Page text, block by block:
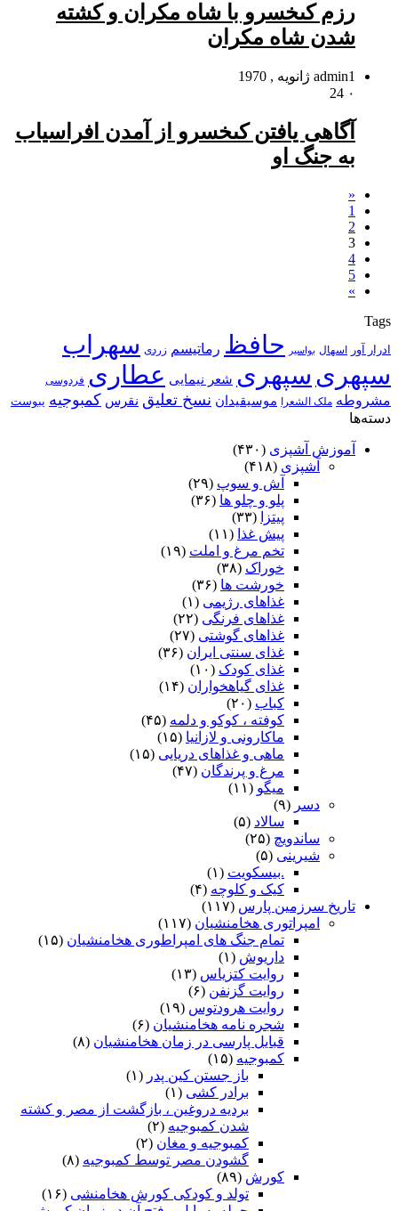
رزم کى‏خسرو با شاه مکران و کشته
شدن شاه مکران
admin1 ژانویه , 1970
۰
آگاهى یافتن کى‏خسرو از آمدن افراسیاب
به جنگ او
«
1
2
3
4
5
»
Tags
ادرار آور اسهال بواسیر حافظ رماتیسم زردی سهراب
سپهری سپهری شعر نیمایی عطاری فردوسی
مشروطه ملک الشعرا موسیقیدان نسخ تعلیق نقرس کمبوجیه یبوست
دسته‌ها
آموزش آشپزی (۴۳۰)
آشپزی (۴۱۸)
آش و سوپ (۲۹)
پلو و چلو ها (۳۶)
پیتزا
(۳۳)
پیش غذا (۱۱)
تخم مرغ و املت (۱۹)
خوراک (۳۸)
خورشت ها (۳۶)
غذاهای رژیمی (۱)
غذاهای فرنگی (۲۲)
غذاهای گوشتی (۲۷)
غذای سنتی ایران (۳۶)
غذای کودک (۱۰)
غذای گیاهخواران (۱۴)
کباب (۲۰)
کوفته ، کوکو و دلمه (۴۵)
ماکارونی و لازانیا (۱۵)
ماهی و غذاهای دریایی (۱۵)
مرغ و پرندگان (۴۷)
میگو (۱۱)
دسر (۹)
سالاد (۵)
ساندویچ (۲۵)
شیرینی (۵)
.بیسکویت (۱)
کیک و کلوچه (۴)
تاریخ سرزمین پارس (۱۱۷)
امپراتوری هخامنشیان (۱۱۷)
تمام جنگ های امپراطوری هخامنشیان (۱۵)
داریوش (۱)
روایت کتزیاس (۱۳)
روایت گزنفن (۶)
روایت هرودتوس (۱۹)
شجره نامه هخامنشیان (۶)
قبایل پارسی در زمان هخامنشیان (۸)
کمبوجیه (۱۵)
باز جستن کین پدر (۱)
برادر کشی (۱)
بردیه دروغین ، بازگشت از مصر و کشته
شدن کمبوجیه (۲)
کمبوجیه و مغان (۲)
گشودن مصر توسط کمبوجیه (۸)
کورش (۸۹)
تولد و کودکی کورش هخامنشی (۱۶)